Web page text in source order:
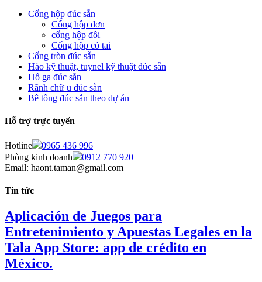
Cống hộp đúc sẵn
Cống hộp đơn
cống hộp đôi
Cống hộp có tai
Cống tròn đúc sẵn
Hào kỹ thuật, tuynel kỹ thuật đúc sẵn
Hố ga đúc sẵn
Rãnh chữ u đúc sẵn
Bê tông đúc sẵn theo dự án
Hỗ trợ trực tuyến
Hotline
0965 436 996
Phòng kinh doanh
0912 770 920
Email: haont.taman@gmail.com
Tin tức
Aplicación de Juegos para
Entretenimiento y Apuestas Legales en la
Tala App Store: app de crédito en
México.